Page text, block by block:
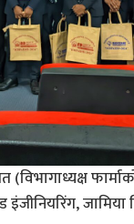
जामिया